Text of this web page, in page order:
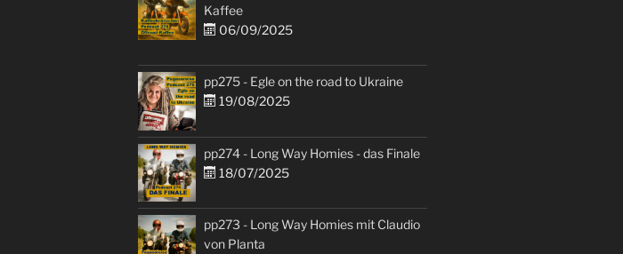
Kaffee
06/09/2025
pp275 - Egle on the road to Ukraine
19/08/2025
pp274 - Long Way Homies - das Finale
18/07/2025
pp273 - Long Way Homies mit Claudio
von Planta